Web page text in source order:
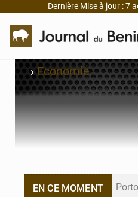
Dernière Mise à jour : 7
›Economie
EN CE MOMENT